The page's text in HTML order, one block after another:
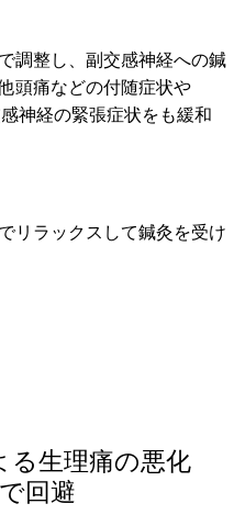
調整し、副交感神経への鍼
頭痛などの付随症状や
神経の緊張症状をも緩和
リラックスして鍼灸を受け
る生理痛の悪化
回避